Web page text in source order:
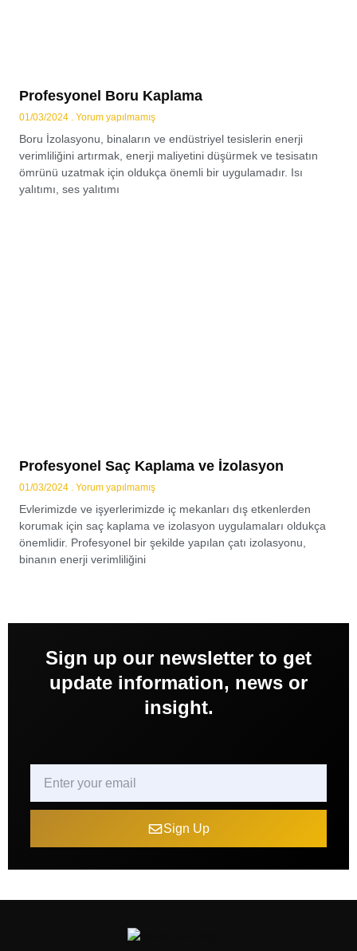
Profesyonel Boru Kaplama
01/03/2024 Yorum yapılmamış
Boru İzolasyonu, binaların ve endüstriyel tesislerin enerji
verimliliğini artırmak, enerji maliyetini düşürmek ve tesisatın
ömrünü uzatmak için oldukça önemli bir uygulamadır. Isı
yalıtımı, ses yalıtımı
Profesyonel Saç Kaplama ve İzolasyon
01/03/2024 Yorum yapılmamış
Evlerimizde ve işyerlerimizde iç mekanları dış etkenlerden
korumak için saç kaplama ve izolasyon uygulamaları oldukça
önemlidir. Profesyonel bir şekilde yapılan çatı izolasyonu,
binanın enerji verimliliğini
Sign up our newsletter to get
update information, news or
insight.
Sign Up